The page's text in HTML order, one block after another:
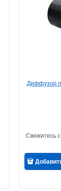
Диффузор
Свяжитесь